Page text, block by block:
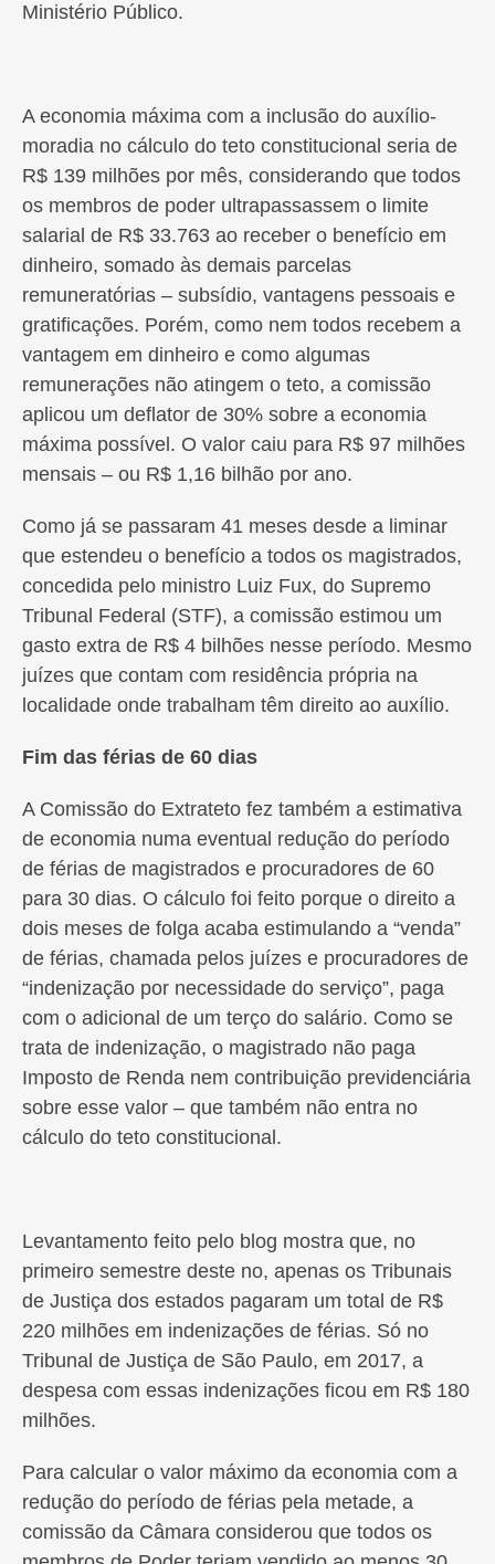
Ministério Público.
A economia máxima com a inclusão do auxílio-
moradia no cálculo do teto constitucional seria de
R$ 139 milhões por mês, considerando que todos
os membros de poder ultrapassassem o limite
salarial de R$ 33.763 ao receber o benefício em
dinheiro, somado às demais parcelas
remuneratórias – subsídio, vantagens pessoais e
gratificações. Porém, como nem todos recebem a
vantagem em dinheiro e como algumas
remunerações não atingem o teto, a comissão
aplicou um deflator de 30% sobre a economia
máxima possível. O valor caiu para R$ 97 milhões
mensais – ou R$ 1,16 bilhão por ano.
Como já se passaram 41 meses desde a liminar
que estendeu o benefício a todos os magistrados,
concedida pelo ministro Luiz Fux, do Supremo
Tribunal Federal (STF), a comissão estimou um
gasto extra de R$ 4 bilhões nesse período. Mesmo
juízes que contam com residência própria na
localidade onde trabalham têm direito ao auxílio.
Fim das férias de 60 dias
A Comissão do Extrateto fez também a estimativa
de economia numa eventual redução do período
de férias de magistrados e procuradores de 60
para 30 dias. O cálculo foi feito porque o direito a
dois meses de folga acaba estimulando a “venda”
de férias, chamada pelos juízes e procuradores de
“indenização por necessidade do serviço”, paga
com o adicional de um terço do salário. Como se
trata de indenização, o magistrado não paga
Imposto de Renda nem contribuição previdenciária
sobre esse valor – que também não entra no
cálculo do teto constitucional.
Levantamento feito pelo blog mostra que, no
primeiro semestre deste no, apenas os Tribunais
de Justiça dos estados pagaram um total de R$
220 milhões em indenizações de férias. Só no
Tribunal de Justiça de São Paulo, em 2017, a
despesa com essas indenizações ficou em R$ 180
milhões.
Para calcular o valor máximo da economia com a
redução do período de férias pela metade, a
comissão da Câmara considerou que todos os